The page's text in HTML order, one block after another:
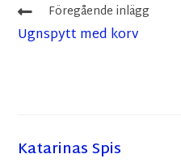
Föregående inlägg
Ugnspytt med korv
Katarinas Spis